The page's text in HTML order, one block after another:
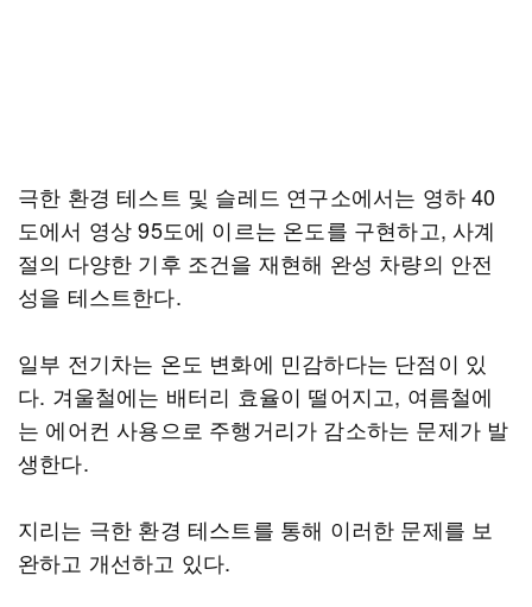
극한 환경 테스트 및 슬레드 연구소에서는 영하 40
도에서 영상 95도에 이르는 온도를 구현하고, 사계
절의 다양한 기후 조건을 재현해 완성 차량의 안전
성을 테스트한다.
일부 전기차는 온도 변화에 민감하다는 단점이 있
다. 겨울철에는 배터리 효율이 떨어지고, 여름철에
는 에어컨 사용으로 주행거리가 감소하는 문제가 발
생한다.
지리는 극한 환경 테스트를 통해 이러한 문제를 보
완하고 개선하고 있다.